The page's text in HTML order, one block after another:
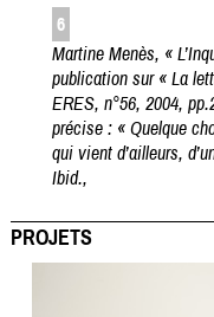
6
Martine Menès, «
publication sur « La
ERES, n°56, 2004,
précise : « Quelque
qui vient d’ailleurs,
Ibid.,
PROJETS